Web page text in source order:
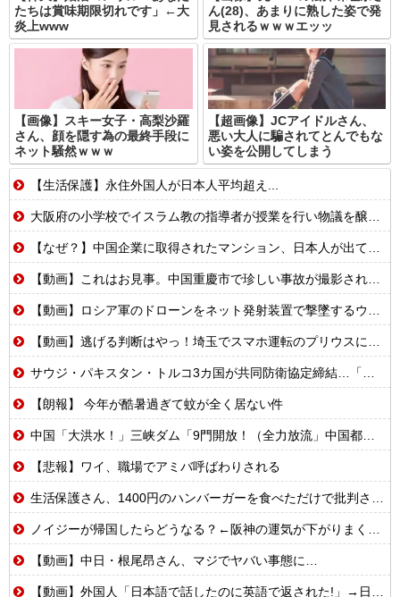
たちは賞味期限切れです」←大
炎上www
ん(28)、あまりに熟した姿で発
見されるｗｗｗエッッ
【画像】スキー女子・高梨沙羅
さん、顔を隠す為の最終手段に
ネット騒然ｗｗｗ
【超画像】JCアイドルさん、
悪い大人に騙されてとんでもな
い姿を公開してしまう
【生活保護】永住外国人が日本人平均超え...
大阪府の小学校でイスラム教の指導者が授業を行い物議を醸す！ #大阪 #イスラム教 #モスク
【なぜ？】中国企業に取得されたマンション、日本人が出ていきネパール人で埋まる
【動画】これはお見事。中国重慶市で珍しい事故が撮影される。
【動画】ロシア軍のドローンをネット発射装置で撃墜するウクライナ。
【動画】逃げる判断はやっ！埼玉でスマホ運転のプリウスに当て逃げされる車載。
サウジ・パキスタン・トルコ3カ国が共同防衛協定締結…「イスラム版NATO」指摘も！
【朗報】 今年が酷暑過ぎて蚊が全く居ない件
中国「大洪水！」三峡ダム「9門開放！（全力放流」中国都市「三峡沿線の道路水没」中国政府「高速道路封鎖！」中国ダム「緊急放流に合わせて開門（土砂崩れ発生」→
【悲報】ワイ、職場でアミバ呼ばわりされる
生活保護さん、1400円のハンバーガーを食べただけで批判される
ノイジーが帰国したらどうなる？←阪神の運気が下がりまくるやろな
【動画】中日・根尾昂さん、マジでヤバい事態に…
【動画】外国人「日本語で話したのに英語で返された!」→日本人「まず発音を聞かせろ」